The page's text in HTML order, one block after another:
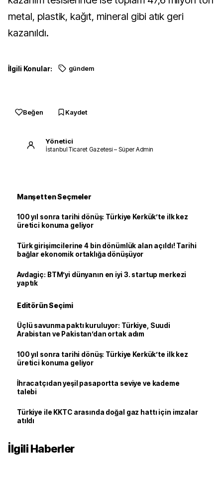
metal, plastik, kağıt, mineral gibi atık geri
kazanıldı.
İlgili Konular: gündem
Beğen Kaydet
Yönetici
İstanbul Ticaret Gazetesi – Süper Admin
Manşetten Seçmeler
100 yıl sonra tarihi dönüş: Türkiye Kerkük’te ilk kez
üretici konuma geliyor
Türk girişimcilerine 4 bin dönümlük alan açıldı! Tarihi
bağlar ekonomik ortaklığa dönüşüyor
Avdagiç: BTM’yi dünyanın en iyi 3. startup merkezi
yaptık
Editörün Seçimi
Üçlü savunma paktı kuruluyor: Türkiye, Suudi
Arabistan ve Pakistan’dan ortak adım
100 yıl sonra tarihi dönüş: Türkiye Kerkük’te ilk kez
üretici konuma geliyor
İhracatçıdan yeşil pasaportta seviye ve kademe
talebi
Türkiye ile KKTC arasında doğal gaz hattı için imzalar
atıldı
İlgili Haberler